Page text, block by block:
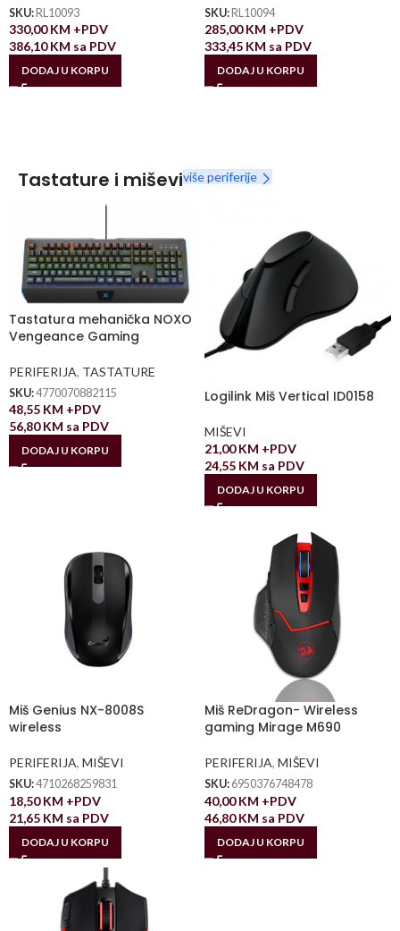
SKU: RL10093
330,00KM +PDV
386,10KM sa PDV
DODAJ U KORPU
SKU: RL10094
285,00KM +PDV
333,45 KM sa PDV
DODAJ U KORPU
Tastature i miševiviše periferije
Tastatura mehanička NOXO
Vengeance Gaming
PERIFERIJA, TASTATURE
SKU:4770070882115
48,55 KM +PDV
56,80KM sa PDV
DODAJ U KORPU
Logilink Miš Vertical ID0158
MIŠEVI
21,00KM +PDV
24,55 KM sa PDV
DODAJ U KORPU
Miš Genius NX-8008S
wireless
PERIFERIJA, MIŠEVI
SKU:4710268259831
18,50KM +PDV
21,65 KM sa PDV
DODAJ U KORPU
Miš ReDragon- Wireless
gaming Mirage M690
PERIFERIJA, MIŠEVI
SKU: 6950376748478
40,00KM +PDV
46,80KM sa PDV
DODAJ U KORPU